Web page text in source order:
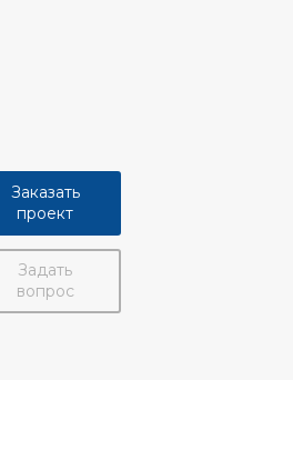
Заказать
проект
Задать
вопрос